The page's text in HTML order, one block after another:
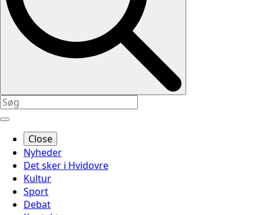
Close
Nyheder
Det sker i Hvidovre
Kultur
Sport
Debat